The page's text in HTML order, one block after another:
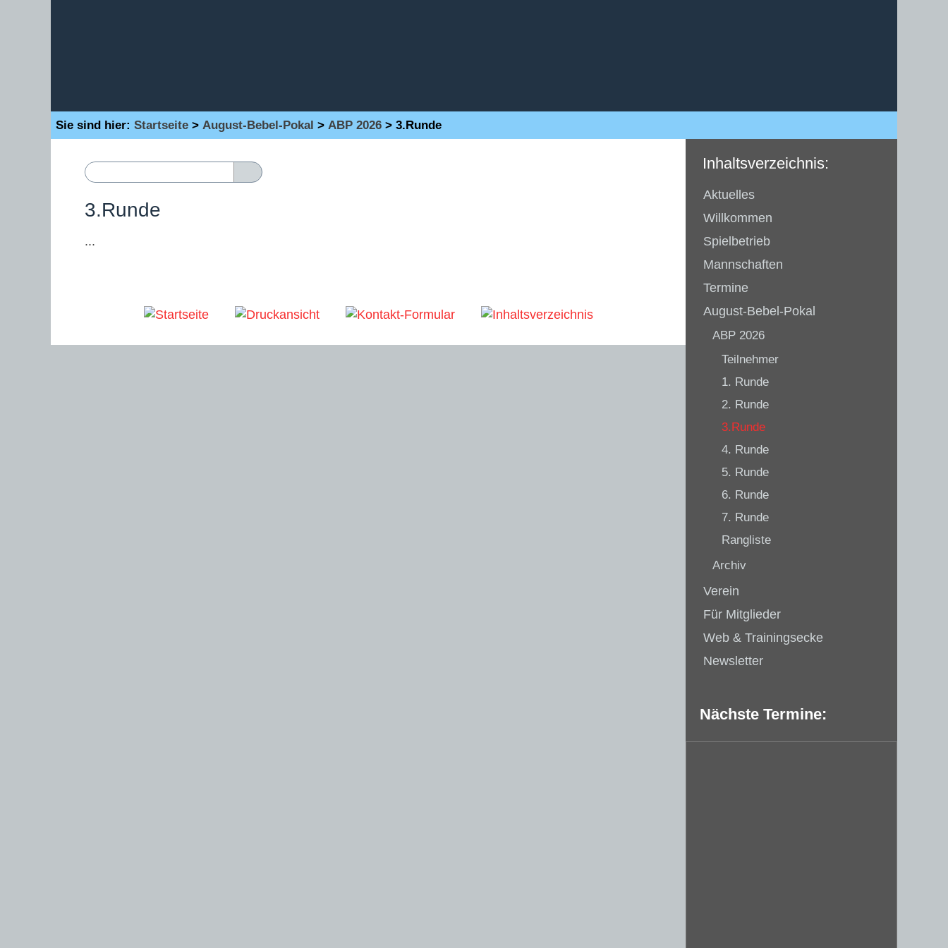
Sie sind hier: Startseite > August-Bebel-Pokal > ABP 2026 > 3.Runde
3.Runde
...
Inhaltsverzeichnis:
Aktuelles
Willkommen
Spielbetrieb
Mannschaften
Termine
August-Bebel-Pokal
ABP 2026
Teilnehmer
1. Runde
2. Runde
3.Runde
4. Runde
5. Runde
6. Runde
7. Runde
Rangliste
Archiv
Verein
Für Mitglieder
Web & Trainingsecke
Newsletter
Nächste Termine: